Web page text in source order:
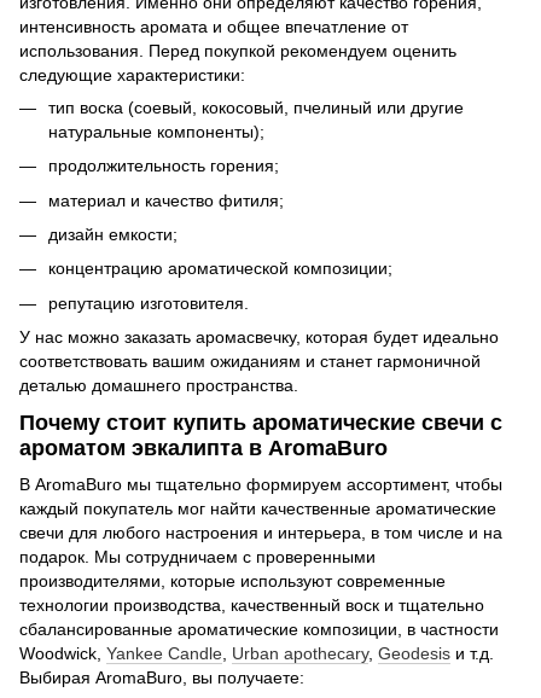
интенсивность аромата и общее впечатление от
использования. Перед покупкой рекомендуем оценить
следующие характеристики:
тип воска (соевый, кокосовый, пчелиный или другие
натуральные компоненты);
продолжительность горения;
материал и качество фитиля;
дизайн емкости;
концентрацию ароматической композиции;
репутацию изготовителя.
У нас можно заказать аромасвечку, которая будет идеально
соответствовать вашим ожиданиям и станет гармоничной
деталью домашнего пространства.
Почему стоит купить ароматические свечи с
ароматом эвкалипта в AromaBuro
В AromaBuro мы тщательно формируем ассортимент, чтобы
каждый покупатель мог найти качественные ароматические
свечи для любого настроения и интерьера, в том числе и на
подарок. Мы сотрудничаем с проверенными
производителями, которые используют современные
технологии производства, качественный воск и тщательно
сбалансированные ароматические композиции, в частности
Woodwick, Yankee Candle Urban apothecary, Geodesis и т.д.
Выбирая AromaBuro, вы получаете: